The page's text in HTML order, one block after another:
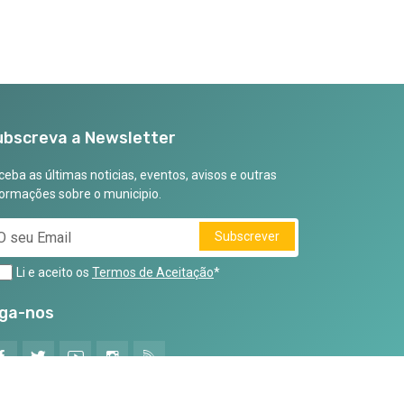
a Newsletter
as últimas noticias, eventos, avisos e outras
sobre o municipio.
Subscrever
Li e aceito os Termos de Aceitação*
nos